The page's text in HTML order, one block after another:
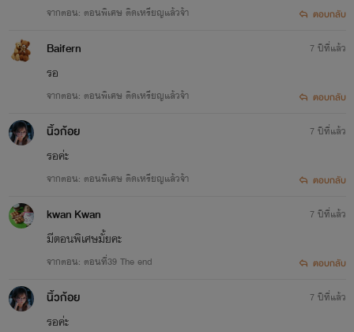
จากตอน: ตอนพิเศษ ติดเหรียญแล้วจ้า ตอบกลับ
Baifern
รอ
จากตอน: ตอนพิเศษ ติดเหรียญแล้วจ้า
7 ปีที่แล้ว
ตอบกลับ
นิ้วก้อย
รอค่ะ
จากตอน: ตอนพิเศษ ติดเหรียญแล้วจ้า
7 ปีที่แล้ว
ตอบกลับ
kwan Kwan
มี​ตอน​พิเศษ​มั้ยคะ
จากตอน: ตอนที่39 The end
7 ปีที่แล้ว
ตอบกลับ
นิ้วก้อย
รอค่ะ
7 ปีที่แล้ว